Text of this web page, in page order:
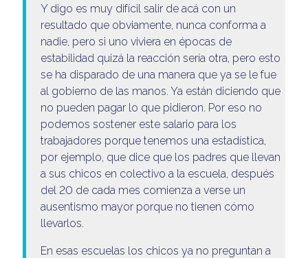
Y digo es muy difícil salir de acá con un
resultado que obviamente, nunca conforma a
nadie, pero si uno viviera en épocas de
estabilidad quizá la reacción sería otra, pero esto
se ha disparado de una manera que ya se le fue
al gobierno de las manos. Ya están diciendo que
no pueden pagar lo que pidieron. Por eso no
podemos sostener este salario para los
trabajadores porque tenemos una estadística,
por ejemplo, que dice que los padres que llevan
a sus chicos en colectivo a la escuela, después
del 20 de cada mes comienza a verse un
ausentismo mayor porque no tienen cómo
llevarlos.
En esas escuelas los chicos ya no preguntan a